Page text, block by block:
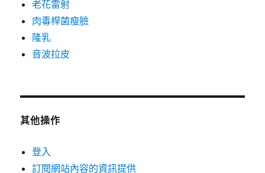
老花雷射
肉毒桿菌瘦臉
隆乳
音波拉皮
其他操作
登入
訂閱網站內容的資訊提供